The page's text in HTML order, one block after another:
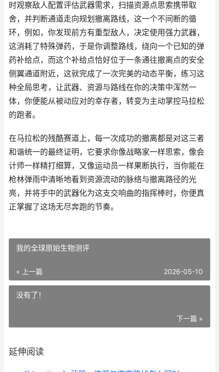
时观察敌人配置评估武器需求，扫描资源点思索携带取
舍，并判断通道走向规划撤离路线，这一个不间断的循
环，例如，你发现前方有重型敌人，决定使用强力武器，
这消耗了特殊弹药，于是你调整路线，绕向一个已知的弹
药补给点，而这个补给点恰好位于一条通往撤离点的安全
侧翼通道附近，这就完成了一次完美的动态平衡，练习这
种全局思考，让武器、资源与路线在你的决策中浑然一
体，你便能从被动应对的幸存者，转变为主动掌控马拉松
的跑者。
在马拉松的残酷赛道上，每一次成功的撤离都是对这三者
和谐统一的最终证明，它要求你像战略家一样思索，像会
计师一样精打细算，又像运动员一样果断执行，当你能在
枪林弹雨中清晰地看到资源流动的脉络与撤离路径的光
亮，并将手中的武器化为这支交响曲的指挥棒时，你便真
正掌握了这场无尽奔跑的节奏。
我的全球原始生物测评
« 上一篇 2026-05-10
没有了！
下一篇 »
延伸阅读